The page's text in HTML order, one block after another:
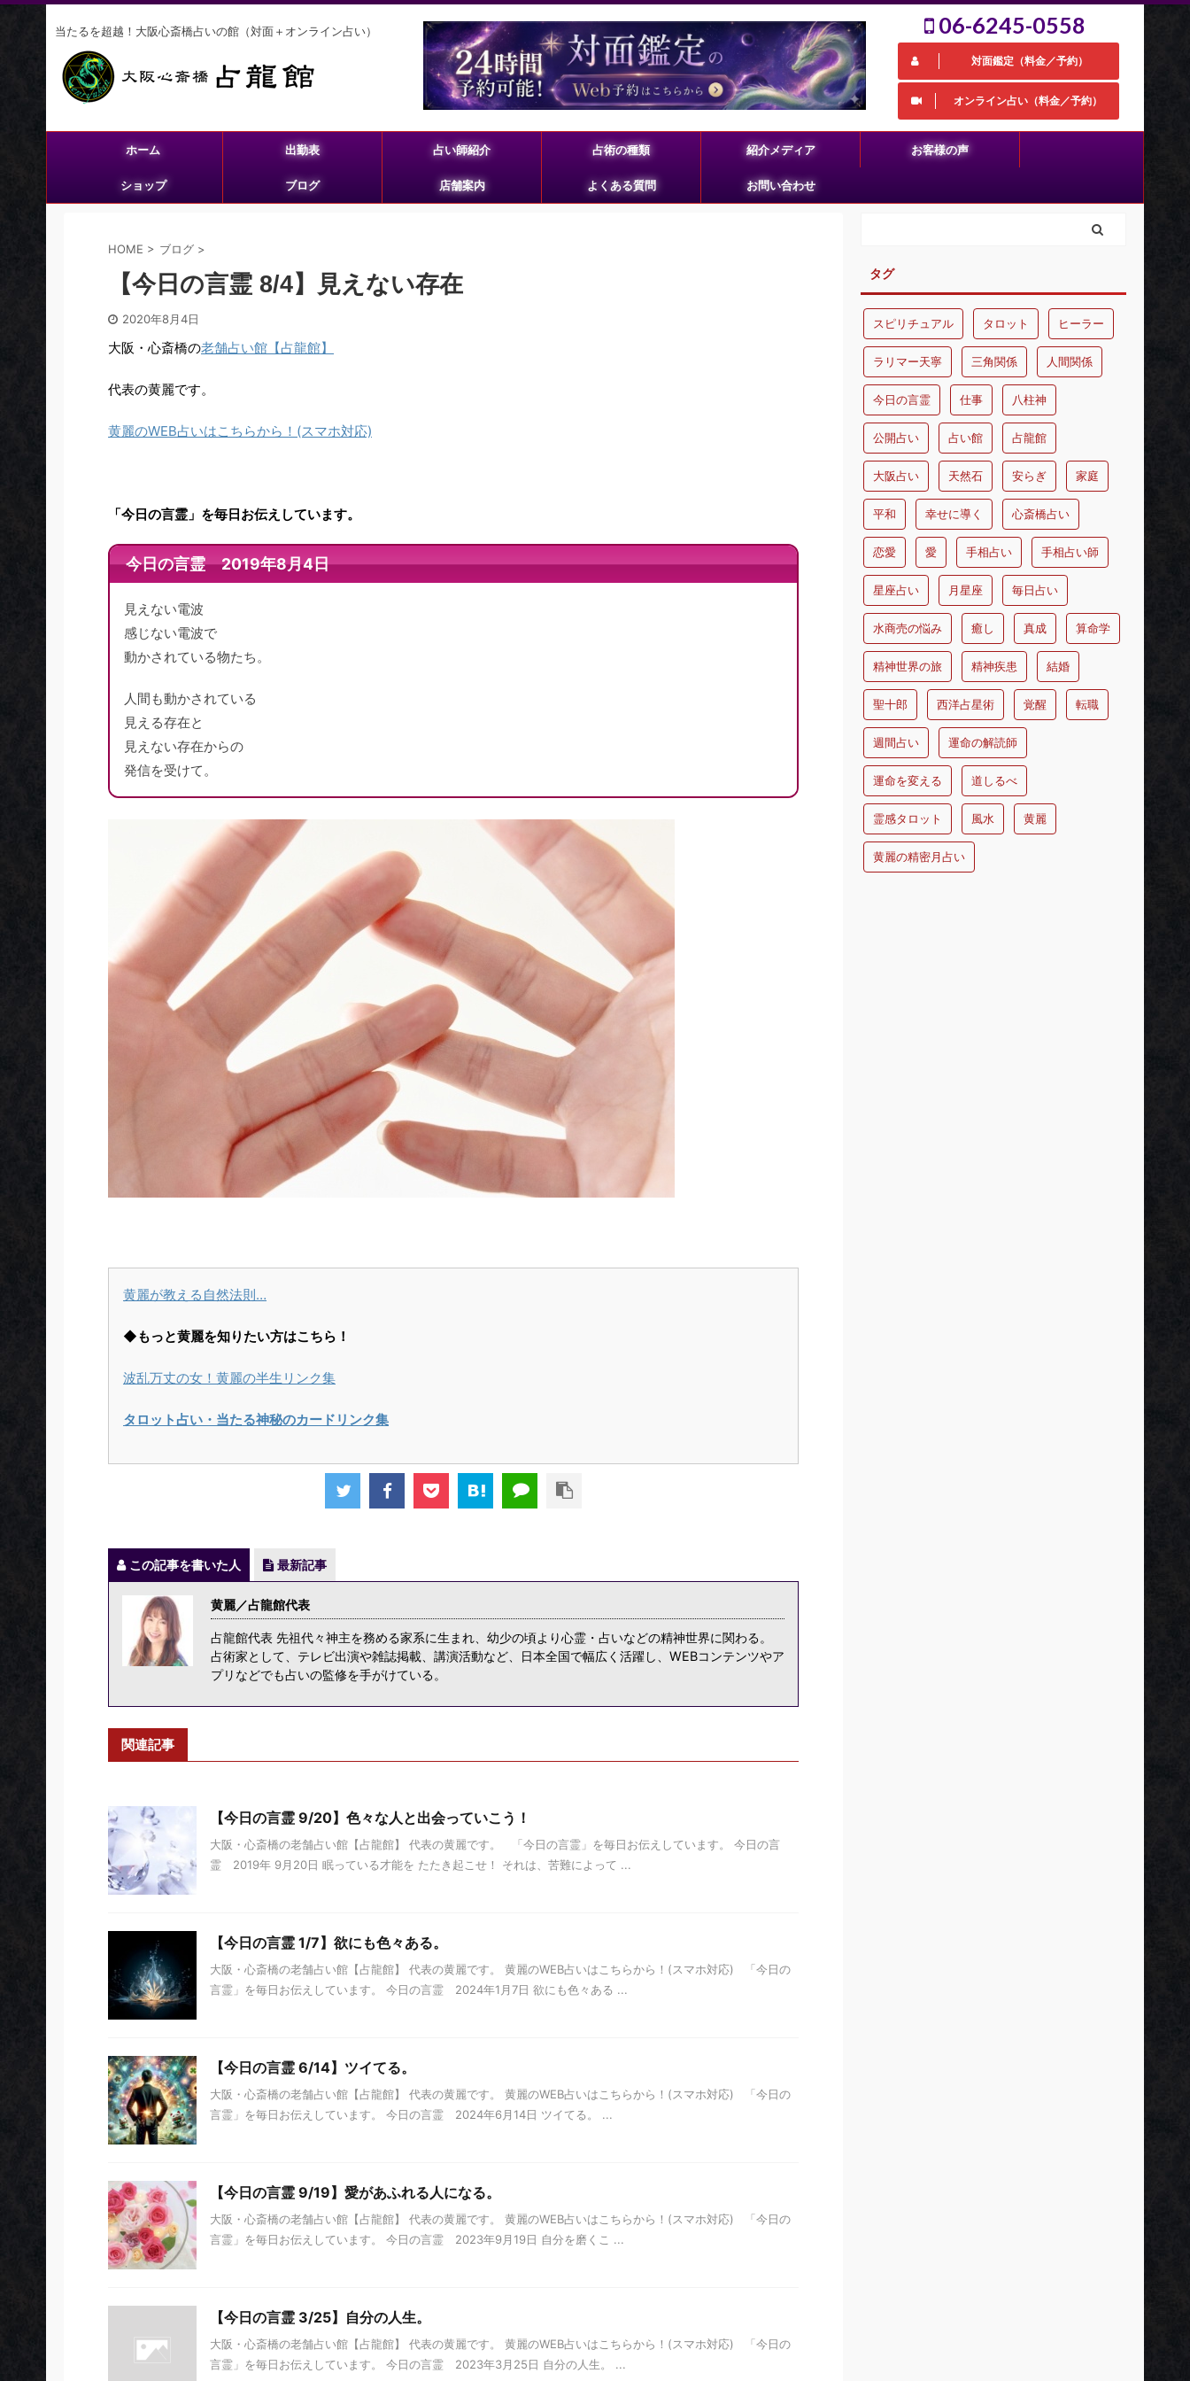
当たるを超越！大阪心斎橋占いの館（対面＋オンライン占い） 06-6245-0558
対面鑑定（料金／予約）
オンライン占い（料金／予約）
ホーム 出勤表 占い師紹介 占術の種類 紹介メディア お客様の声
ショップ ブログ 店舗案内 よくある質問 お問い合わせ
HOME > ブログ >
【今日の言霊 8/4】見えない存在
2020年8月4日
大阪・心斎橋の老舗占い館【占龍館】
代表の黄麗です。
黄麗のWEB占いはこちらから！(スマホ対応)
「今日の言霊」を毎日お伝えしています。
今日の言霊 2019年8月4日
見えない電波
感じない電波で
動かされている物たち。
人間も動かされている
見える存在と
見えない存在からの
発信を受けて。
黄麗が教える自然法則…
◆もっと黄麗を知りたい方はこちら！
波乱万丈の女！黄麗の半生リンク集
タロット占い・当たる神秘のカードリンク集
この記事を書いた人 最新記事
黄麗／占龍館代表
占龍館代表 先祖代々神主を務める家系に生まれ、幼少の頃より心霊・占いなどの精神世界に関わる。
占術家として、テレビ出演や雑誌掲載、講演活動など、日本全国で幅広く活躍し、WEBコンテンツやア
プリなどでも占いの監修を手がけている。
関連記事
【今日の言霊 9/20】色々な人と出会っていこう！
大阪・心斎橋の老舗占い館【占龍館】 代表の黄麗です。 「今日の言霊」を毎日お伝えしています。 今日の言
霊 2019年 9月20日 眠っている才能を たたき起こせ！ それは、苦難によって ...
【今日の言霊 1/7】欲にも色々ある。
大阪・心斎橋の老舗占い館【占龍館】 代表の黄麗です。 黄麗のWEB占いはこちらから！(スマホ対応) 「今日の
言霊」を毎日お伝えしています。 今日の言霊 2024年1月7日 欲にも色々ある ...
【今日の言霊 6/14】ツイてる。
大阪・心斎橋の老舗占い館【占龍館】 代表の黄麗です。 黄麗のWEB占いはこちらから！(スマホ対応) 「今日の
言霊」を毎日お伝えしています。 今日の言霊 2024年6月14日 ツイてる。 ...
【今日の言霊 9/19】愛があふれる人になる。
大阪・心斎橋の老舗占い館【占龍館】 代表の黄麗です。 黄麗のWEB占いはこちらから！(スマホ対応) 「今日の
言霊」を毎日お伝えしています。 今日の言霊 2023年9月19日 自分を磨くこ ...
【今日の言霊 3/25】自分の人生。
大阪・心斎橋の老舗占い館【占龍館】 代表の黄麗です。 黄麗のWEB占いはこちらから！(スマホ対応) 「今日の
言霊」を毎日お伝えしています。 今日の言霊 2023年3月25日 自分の人生。 ...
タグ
スピリチュアル タロット ヒーラー
ラリマー天寧 三角関係 人間関係
今日の言霊 仕事 八柱神
公開占い 占い館 占龍館
大阪占い 天然石 安らぎ 家庭
平和 幸せに導く 心斎橋占い
恋愛 愛 手相占い 手相占い師
星座占い 月星座 毎日占い
水商売の悩み 癒し 真成 算命学
精神世界の旅 精神疾患 結婚
聖十郎 西洋占星術 覚醒 転職
週間占い 運命の解読師
運命を変える 道しるべ
霊感タロット 風水 黄麗
黄麗の精密月占い